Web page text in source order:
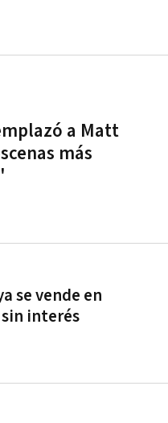
a Matt
más
se vende en
interés